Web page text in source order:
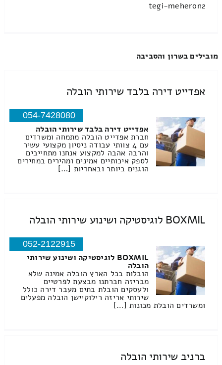
tegi-meheron2
מובילים בשרון והסביבה
אפדייט דירה בלבד שירותי הובלה
054-7428080
אפדייט דירה בלבד שירותי הובלה
חברת אפדייט הובלה מתמחה ומשרדים
עם 4 צוותי עבודה ניסיון מקצועי עשיר
והרבה אהבה למקצוע אנחנו מתחייבים
לספק איכותיים אמינים ומהירים במחירים
הוגנים ביותר ובאחריות […]
BOXMIL לוגיסטיקה ושינוע שירותי הובלה
052-2122915
BOXMIL לוגיסטיקה ושינוע שירותי
הובלה
הובלות בכל הארץ הובלה אמינה שלא
מבריזה חברתנו מבצעת לפרטיים
ולעסקים הובלת בתים מעבר דירה כולל
שירותי אריזה רילוקיישן הובלה מפעלים
ומשרדים הובלת מכונות […]
ברניב שירותי הובלה